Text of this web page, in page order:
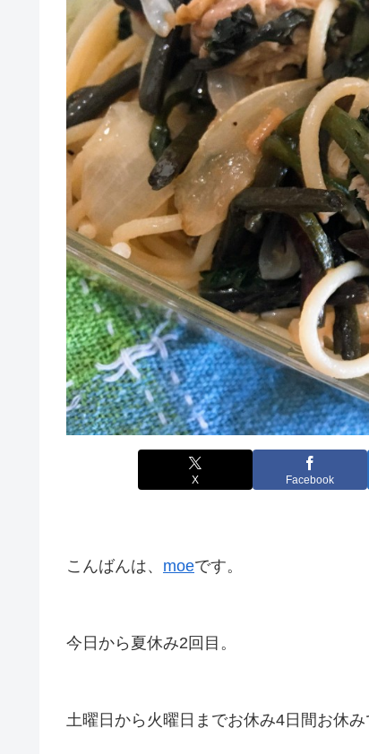
X Facebook
こんばんは、 moeです。
今日から夏休み2回目。
土曜日から火曜日までお休み4日間お休み